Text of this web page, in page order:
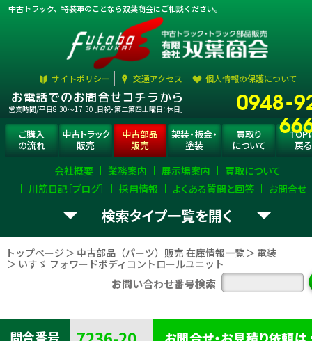
中古トラック、特装車のことなら双葉商会にご相談ください。
サイトポリシー 交通アクセス 個人情報の保護について
お電話でのお問合せコチラから
営業時間/平日8:30〜17:30［日祝・第二第四土曜日：休日］ 0948-
ご購入
の流れ
中古トラック
販売
中古部品
販売
架装・板金・
塗装
買取り
について
TOP
戻る
会社概要 業務案内 展示場案内
買取について
川筋日記［ブログ］
採用情報 よくある質問と回答 お問合せ
お探し トラック部品（パーツ）を選択 して下さい。
エンジン ミッション
キャビン 電装 内装
検索タイプ一覧
トップページ 中古部品（パーツ）販売 在庫情報一覧
電装
いすゞ フォワードボディコントロールユニット
お問い合わせ番号検索
問合番号